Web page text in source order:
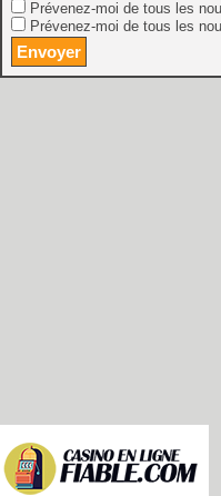
Prévenez-moi de tous les
Prévenez-moi de tous les